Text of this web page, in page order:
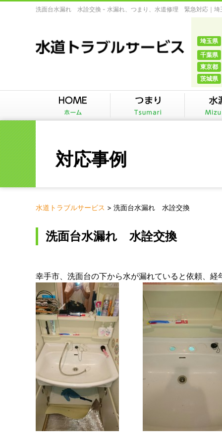
洗面台水漏れ 水詮交換 - 水漏れ、つまり、水道修理 緊急対応｜
埼玉県
千葉県
東京都
茨城県
対応事例
水道トラブルサービス > 洗面台水漏れ 水詮交換
洗面台水漏れ 水詮交換
幸手市、洗面台の下から水が漏れていると依頼、